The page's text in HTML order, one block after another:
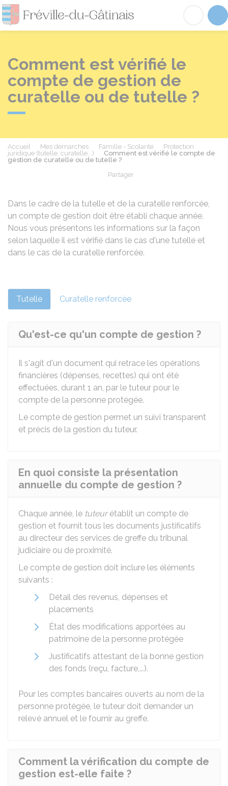
Fréville-du-
Comment est vérifié le
compte de gestion de
curatelle ou de tutelle ?
Accueil Mes démarches Famille - Scolarité
Protection
juridique (tutelle, curatelle...)
Comment est vérifié le compte de
gestion de curatelle ou de tutelle ?
Partager
Dans le cadre de la tutelle et de la curatelle renforcée,
un compte de gestion doit être établi chaque année.
Nous vous présentons les informations sur la façon
selon laquelle il est vérifié dans le cas d'une tutelle et
dans le cas de la curatelle renforcée.
Tutelle Curatelle renforcée
Qu'est-ce qu'un compte de gestion ?
Il s'agit d'un document qui retrace les opérations
financières (dépenses, recettes) qui ont été
effectuées, durant 1 an, par le tuteur pour le
compte de la personne protégée.
Le compte de gestion permet un suivi transparent
et précis de la gestion du tuteur.
En quoi consiste la présentation
annuelle du compte de gestion ?
Chaque année, le tuteurétablit un compte de
gestion et fournit tous les documents justificatifs
au directeur des services de greffe du tribunal
judiciaire ou de proximité.
Le compte de gestion doit inclure les éléments
suivants :
Détail des revenus, dépenses et
placements
État des modifications apportées au
patrimoine de la personne protégée
Justificatifs attestant de la bonne gestion
des fonds (reçu, facture,...).
Pour les comptes bancaires ouverts au nom de la
personne protégée, le tuteur doit demander un
relevé annuel et le fournir au greffe.
Comment la vérification du compte de
gestion est-elle faite ?